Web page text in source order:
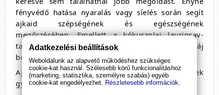
fényvédő hatása nyaralás vagy síelés során segít
ajkaid szépségének és egészségének
megőrzésében. Emellett a kókuszolaj laurinsav-
tartalma révén a felrepedezett vagy herpeszes száj
bőrét segíti a regenerálódásban.
Ajkaid természetesen és egészségesen lesznek
gyönyörűek.
Adatkezelési beállítások
Weboldalunk az alapvető működéshez szükséges
cookie-kat használ. Szélesebb körű funkcionalitáshoz
(marketing, statisztika, személyre szabás) egyéb
cookie-kat engedélyezhet. Részletesebb információk.